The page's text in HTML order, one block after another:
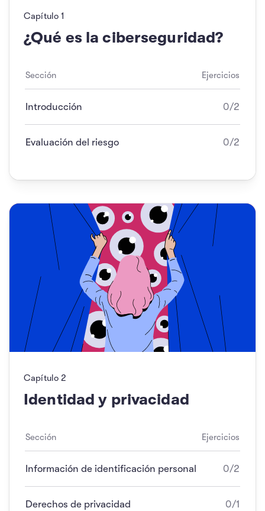
Capítulo 1
¿Qué es la ciberseguridad?
Sección Ejercicios
Introducción 0/2
Evaluación del riesgo 0/2
Capítulo 2
Identidad y privacidad
Sección Ejercicios
Información de identificación personal 0/2
Derechos de privacidad 0/1